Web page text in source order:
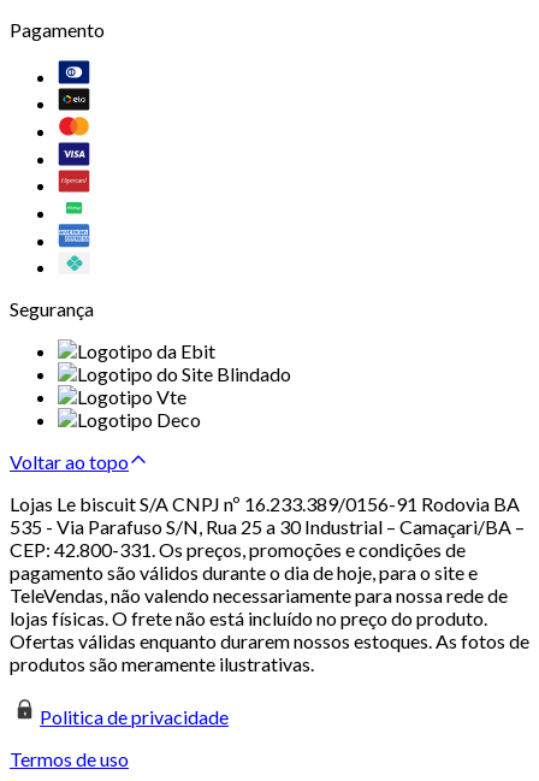
Pagamento
Segurança
Voltar ao topo
Lojas Le biscuit S/A CNPJ nº 16.233.389/0156-91 Rodovia BA
535 - Via Parafuso S/N, Rua 25 a 30 Industrial – Camaçari/BA –
CEP: 42.800-331. Os preços, promoções e condições de
pagamento são válidos durante o dia de hoje, para o site e
TeleVendas, não valendo necessariamente para nossa rede de
lojas físicas. O frete não está incluído no preço do produto.
Ofertas válidas enquanto durarem nossos estoques. As fotos de
produtos são meramente ilustrativas.
Politica de privacidade
Termos de uso